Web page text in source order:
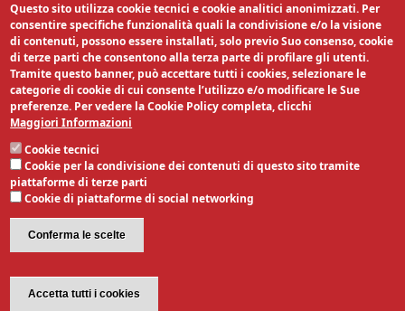
Segui la nostra pagina:
E' un servizio realizzato da:
Questo sito utilizza cookie tecnici e cookie analitici anonimizzati. Per
consentire specifiche funzionalità quali la condivisione e/o la visione
di contenuti, possono essere installati, solo previo Suo consenso, cookie
di terze parti che consentono alla terza parte di profilare gli utenti.
Tramite questo banner, può accettare tutti i cookies, selezionare le
categorie di cookie di cui consente l’utilizzo e/o modificare le Sue
preferenze. Per vedere la Cookie Policy completa, clicchi
Maggiori Informazioni
Cookie tecnici
Cookie per la condivisione dei contenuti di questo sito tramite
piattaforme di terze parti
Cookie di piattaforme di social networking
Conferma le scelte
Accetta tutti i cookies
Revoca il consenso